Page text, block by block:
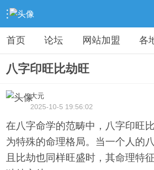
› 易学研究讨论专区 › 八字命学讨论区 ›
首页 论坛 网站加盟 各
八字印旺比劫旺
大元
2025-10-5 19:56:02
在八字命学的范畴中，八字印旺
为特殊的命理格局。当一个人的
且比劫也同样旺盛时，其命理特